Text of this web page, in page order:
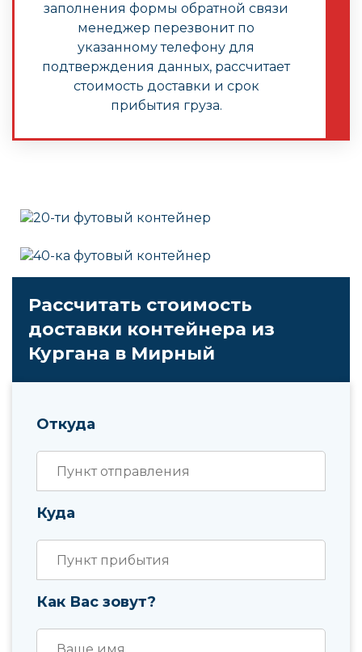
заполнения формы обратной связи
менеджер перезвонит по
указанному телефону для
подтверждения данных, рассчитает
стоимость доставки и срок
прибытия груза.
Рассчитать стоимость
доставки контейнера из
Кургана в Мирный
Откуда
Куда
Как Вас зовут?